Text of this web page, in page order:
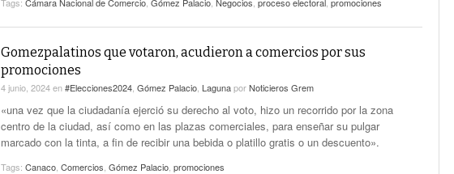
Gomezpalatinos que votaron, acudieron a comercios por sus
promociones
4 junio, 2024en#Elecciones2024 Gómez Palacio LagunaporNoticieros Grem
«una vez que la ciudadanía ejerció su derecho al voto, hizo un recorrido por la zona
centro de la ciudad, así como en las plazas comerciales, para enseñar su pulgar
marcado con la tinta, a fin de recibir una bebida o platillo gratis o un descuento».
Tags: Canaco Comercios Gómez Palacio promociones